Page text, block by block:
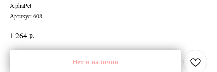
AlphaPet
Артикул:608
1 264р.
Нет в наличии